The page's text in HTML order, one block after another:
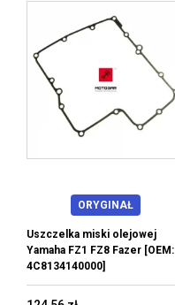
ORYGINAŁ
Uszczelka miski olejowej
Yamaha FZ1 FZ8 Fazer [OEM:
4C8134140000]